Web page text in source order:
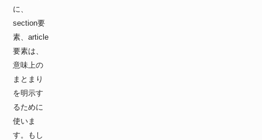
に、
section要
素、article
要素は、
意味上の
まとまり
を明示す
るために
使いま
す。もし